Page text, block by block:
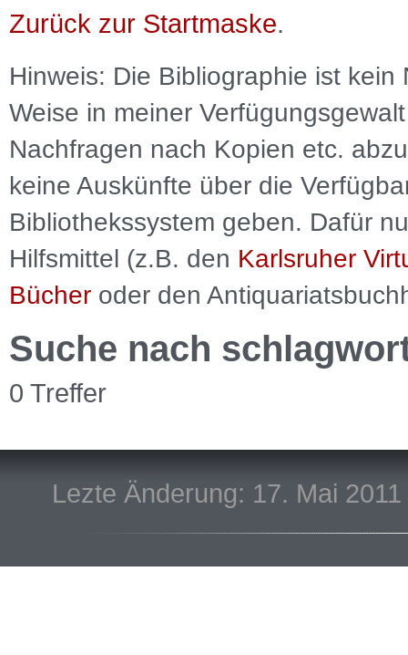
Zurück zur Startmaske.
Hinweis: Die Bibliographie ist kein
Weise in meiner
Nachfragen nach Kopien etc.
keine Auskünfte über die
Bibliothekssystem geben. Dafür
Hilfsmittel (z.B. den Karlsruher
Bücher oder den
Suche nach
0 Treffer
Lezte Änderung: 17. Mai